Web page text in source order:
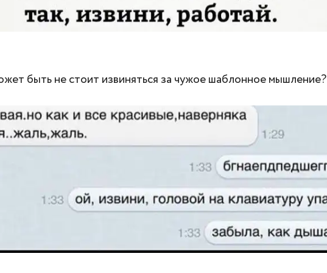
быть не стоит извиняться за чужое шаблонное мышление?